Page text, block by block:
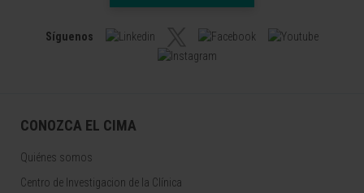
Síguenos
CONOZCA EL CIMA
Quiénes somos
Centro de Investigacion de la Clínica